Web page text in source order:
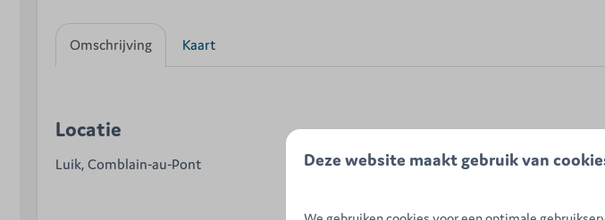
Omschrijving Kaart
Locatie
Luik, Comblain-au-Pont Deze website maakt gebruik van